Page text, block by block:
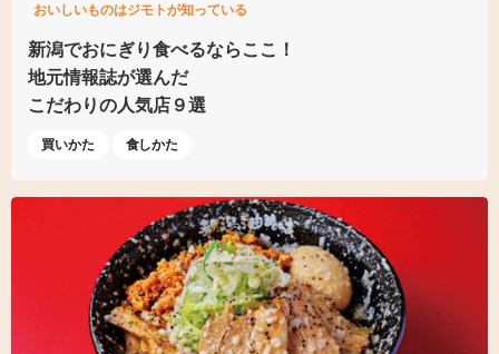
おいしいものはジモトが知っている
新潟でおにぎり食べるならここ！
地元情報誌が選んだ
こだわりの人気店９選
買いかた 食しかた